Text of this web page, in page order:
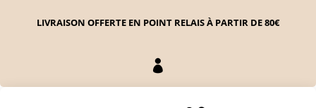
LIVRAISON OFFERTE EN POINT RELAIS À PARTIR DE 80€
